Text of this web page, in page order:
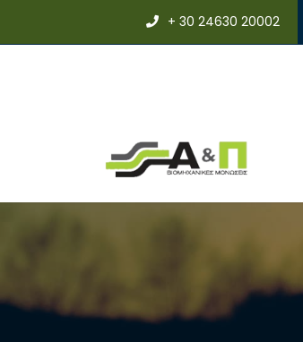
+ 30 24630 20002